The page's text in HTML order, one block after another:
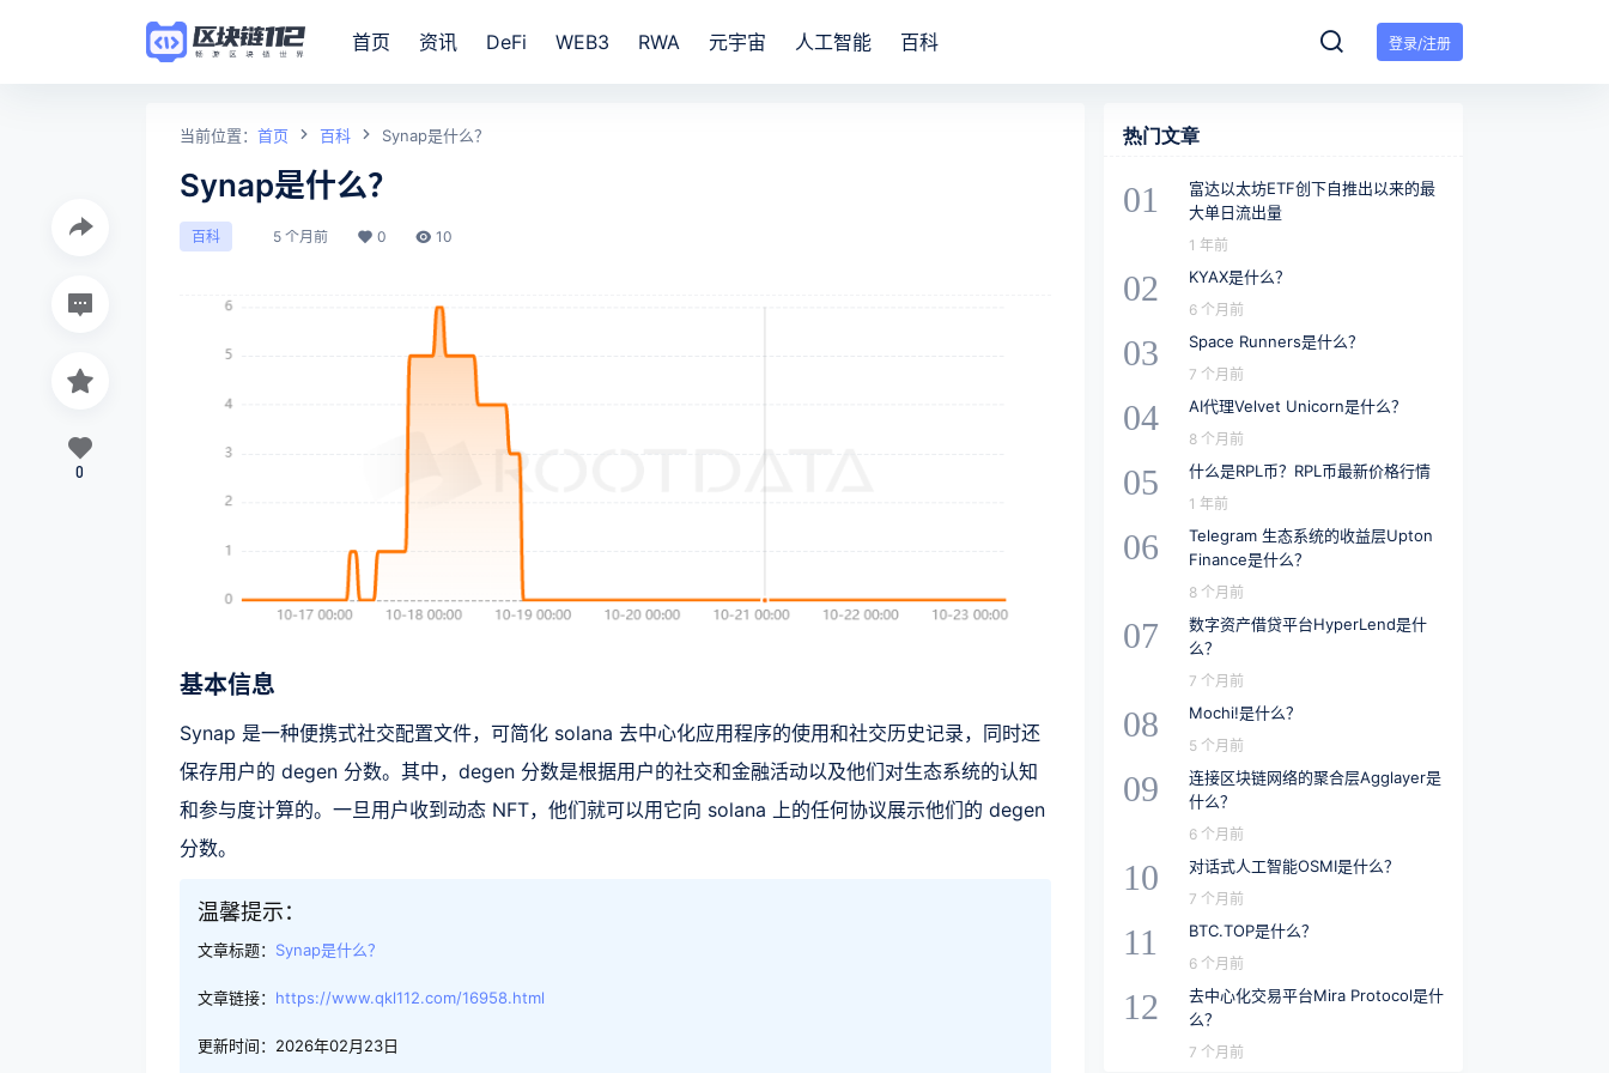
登录/注册
首页 资讯 DeFi WEB3 RWA 元宇宙 人工智能 百科
当前位置： 首页 百科 Synap是什么？
Synap是什么？
百科 5 个月前 0 10
基本信息
Synap 是一种便携式社交配置文件，可简化 solana 去中心化应用程序的使用和社交历史记录，同时还
保存用户的 degen 分数。其中，degen 分数是根据用户的社交和金融活动以及他们对生态系统的认知
和参与度计算的。一旦用户收到动态 NFT，他们就可以用它向 solana 上的任何协议展示他们的 degen
分数。
温馨提示：
文章标题： Synap是什么？
文章链接： https://www.qkl112.com/16958.html
更新时间：2026年02月23日
0
热门文章
01
富达以太坊ETF创下自推出以来的最
大单日流出量
1 年前
02 KYAX是什么？
6 个月前
03 Space Runners是什么？
7 个月前
04 AI代理Velvet Unicorn是什么？
8 个月前
05 什么是RPL币？RPL币最新价格行情
1 年前
06
Telegram 生态系统的收益层Upton
Finance是什么？
8 个月前
07
数字资产借贷平台HyperLend是什
么？
7 个月前
08 Mochi!是什么？
5 个月前
09
连接区块链网络的聚合层Agglayer是
什么？
6 个月前
10 对话式人工智能OSMI是什么？
7 个月前
11 BTC.TOP是什么？
6 个月前
12
去中心化交易平台Mira Protocol是什
么？
7 个月前